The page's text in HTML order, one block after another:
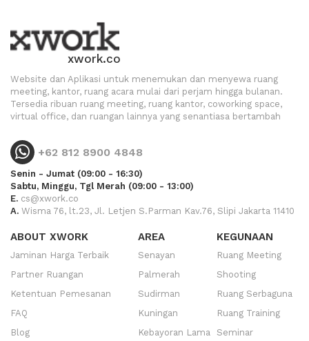
xwork.co
Website dan Aplikasi untuk menemukan dan menyewa ruang
meeting, kantor, ruang acara mulai dari perjam hingga bulanan.
Tersedia ribuan ruang meeting, ruang kantor, coworking space,
virtual office, dan ruangan lainnya yang senantiasa bertambah
+62 812 8900 4848
Senin - Jumat (09:00 - 16:30)
Sabtu, Minggu, Tgl Merah (09:00 - 13:00)
E. cs@xwork.co
A. Wisma 76, lt.23, Jl. Letjen S.Parman Kav.76, Slipi Jakarta 11410
ABOUT XWORK
Jaminan Harga Terbaik
Partner Ruangan
Ketentuan Pemesanan
FAQ
Blog
AREA
Senayan
Palmerah
Sudirman
Kuningan
Kebayoran Lama
KEGUNAAN
Ruang Meeting
Shooting
Ruang Serbaguna
Ruang Training
Seminar